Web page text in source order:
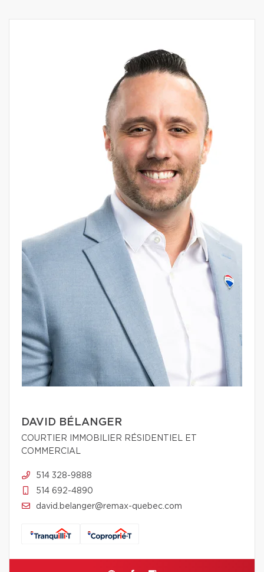
DAVID BÉLANGER
COURTIER IMMOBILIER RÉSIDENTIEL ET
COMMERCIAL
514 328-9888
514 692-4890
david.belanger@remax-quebec.com